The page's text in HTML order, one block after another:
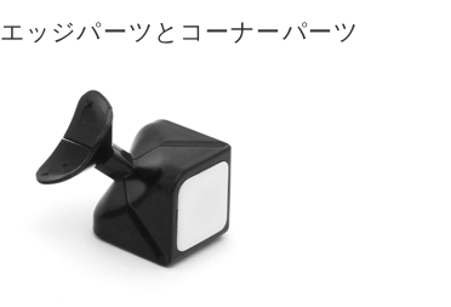
エッジパーツとコーナーパーツ